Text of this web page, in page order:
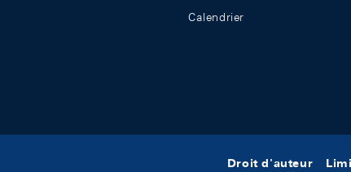
Calendrier
Droit d'auteur